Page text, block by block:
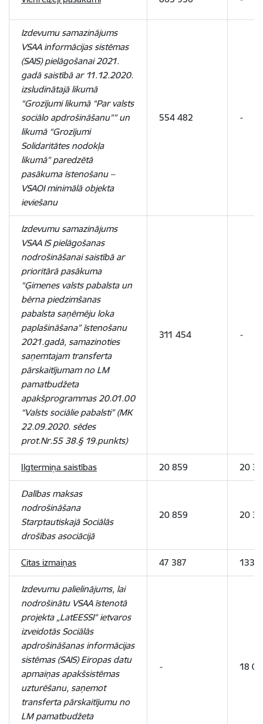
Izdevumu samazinājums
VSAA informācijas sistēmas
(SAIS) pielāgošanai 2021.
gadā saistībā ar 11.12.2020.
izsludinātajā likumā
“Grozījumi likumā “Par valsts
sociālo apdrošināšanu”” un
likumā “Grozījumi
Solidaritātes nodokļa
likumā” paredzētā
pasākuma īstenošanu –
VSAOI minimālā objekta
ieviešanu
554 482 -
Izdevumu samazinājums
VSAA IS pielāgošanas
nodrošināšanai saistībā ar
prioritārā pasākuma
“Ģimenes valsts pabalsta un
bērna piedzimšanas
pabalsta saņēmēju loka
paplašināšana” īstenošanu
2021.gadā, samazinoties
saņemtajamtransferta
pārskaitījumam no LM
pamatbudžeta
apakšprogrammas 20.01.00
“Valsts sociālie pabalsti” (MK
22.09.2020. sēdes
prot.Nr.55 38.§ 19.punkts)
311 454 -
Ilgtermiņa saistības 20 859 20
Dalības maksas
nodrošināšana
Starptautiskajā Sociālās
drošības asociācijā
20 859 20
Citas izmaiņas 47 387 133
Izdevumu palielinājums, lai
nodrošinātu VSAA īstenotā
projekta „LatEESSI” ietvaros
izveidotās Sociālās
apdrošināšanas informācijas
sistēmas (SAIS) Eiropas datu
apmaiņas apakšsistēmas
uzturēšanu, saņemot
transferta pārskaitījumu no
LM pamatbudžeta
- 18